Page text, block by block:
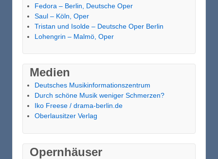
Fedora – Berlin, Deutsche Oper
Saul – Köln, Oper
Tristan und Isolde – Deutsche Oper Berlin
Lohengrin – Malmö, Oper
Medien
Deutsches Musikinformationszentrum
Durch schöne Musik weniger Schmerzen?
Iko Freese / drama-berlin.de
Oberlausitzer Verlag
Opernhäuser